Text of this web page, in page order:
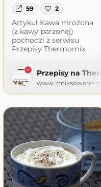
59 2
Artykuł Kawa mrożona
(z kawy parzonej)
pochodzi z serwisu
Przepisy Thermomix.
Przepisy na